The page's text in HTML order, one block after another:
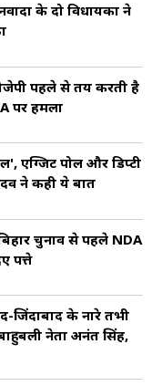
के दो विधायकों ने
पहले से तय करती है
पर हमला
एग्जिट पोल और डिप्टी
ने कही ये बात
चुनाव से पहले NDA
पत्ते
जिंदाबाद के नारे तभी
नेता अनंत सिंह,